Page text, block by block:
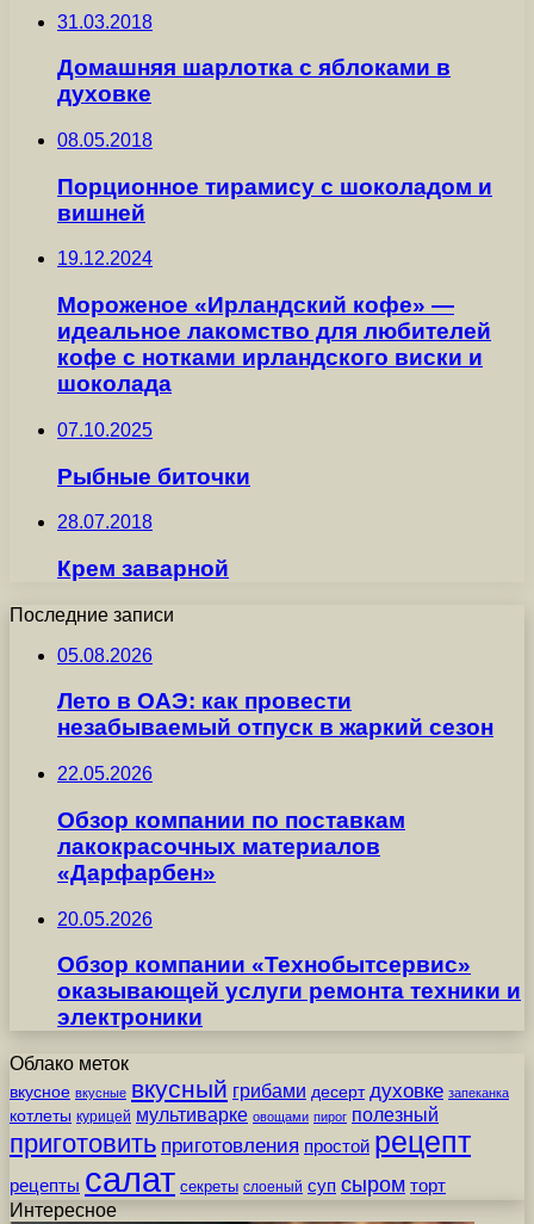
31.03.2018
Домашняя шарлотка с яблоками в
духовке
08.05.2018
Порционное тирамису с шоколадом и
вишней
19.12.2024
Мороженое «Ирландский кофе» —
идеальное лакомство для любителей
кофе с нотками ирландского виски и
шоколада
07.10.2025
Рыбные биточки
28.07.2018
Крем заварной
Последние записи
05.08.2026
Лето в ОАЭ: как провести
незабываемый отпуск в жаркий сезон
22.05.2026
Обзор компании по поставкам
лакокрасочных материалов
«Дарфарбен»
20.05.2026
Обзор компании «Технобытсервис»
оказывающей услуги ремонта техники и
электроники
Облако меток
вкусное вкусные вкусный грибами десерт духовке запеканка
котлеты курицей мультиварке овощами пирог полезный
приготовить приготовления простой рецепт
рецепты салат секреты слоеный суп сыром торт
Интересное